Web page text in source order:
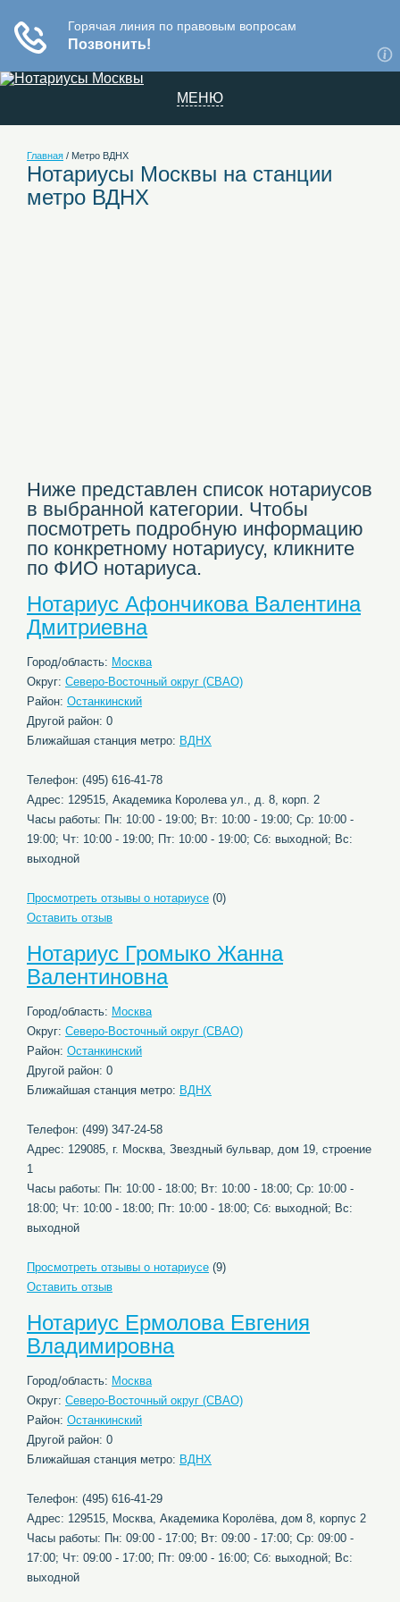
МЕНЮ
Главная / Метро ВДНХ
Нотариусы Москвы на станции
метро ВДНХ
Ниже представлен список нотариусов
в выбранной категории. Чтобы
посмотреть подробную информацию
по конкретному нотариусу, кликните
по ФИО нотариуса.
Нотариус Афончикова Валентина
Дмитриевна
Город/область: Москва
Округ: Северо-Восточный округ (СВАО)
Район: Останкинский
Другой район: 0
Ближайшая станция метро: ВДНХ
Телефон: (495) 616-41-78
Адрес: 129515, Академика Королева ул., д. 8, корп. 2
Часы работы: Пн: 10:00 - 19:00; Вт: 10:00 - 19:00; Ср: 10:00 -
19:00; Чт: 10:00 - 19:00; Пт: 10:00 - 19:00; Сб: выходной; Вс:
выходной
Просмотреть отзывы о нотариусе (0)
Оставить отзыв
Нотариус Громыко Жанна
Валентиновна
Город/область: Москва
Округ: Северо-Восточный округ (СВАО)
Район: Останкинский
Другой район: 0
Ближайшая станция метро: ВДНХ
Телефон: (499) 347-24-58
Адрес: 129085, г. Москва, Звездный бульвар, дом 19, строение
1
Часы работы: Пн: 10:00 - 18:00; Вт: 10:00 - 18:00; Ср: 10:00 -
18:00; Чт: 10:00 - 18:00; Пт: 10:00 - 18:00; Сб: выходной; Вс:
выходной
Просмотреть отзывы о нотариусе (9)
Оставить отзыв
Нотариус Ермолова Евгения
Владимировна
Город/область: Москва
Округ: Северо-Восточный округ (СВАО)
Район: Останкинский
Другой район: 0
Ближайшая станция метро: ВДНХ
Телефон: (495) 616-41-29
Адрес: 129515, Москва, Академика Королёва, дом 8, корпус 2
Часы работы: Пн: 09:00 - 17:00; Вт: 09:00 - 17:00; Ср: 09:00 -
17:00; Чт: 09:00 - 17:00; Пт: 09:00 - 16:00; Сб: выходной; Вс:
выходной